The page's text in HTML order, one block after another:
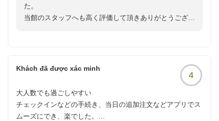
https://review.travel.rakuten.co.jp/hotel/voice/108141?
reviewId=33123478324893
た。
当館のスタッフへも高く評価して頂きありがとうござい
感にも細心の注意を払いまして維持をして参ります。
また別府にお越しの際は、別府の郷土料理や温泉を堪能
しにお越しください。
お客様の又のご来館を心よりお待ち申し上げます。
ゆとりろ別府 宗像
Khách đã được xác minh
4
大人数でも過ごしやすい
チェックインなどの手続き、当日の追加注文などアプリでス
ムーズにでき、楽でした。